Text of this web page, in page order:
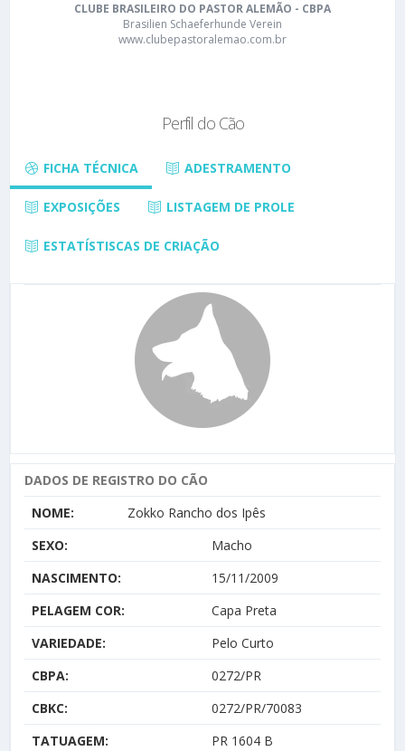
CLUBE BRASILEIRO DO PASTOR ALEMÃO - CBPA
Brasilien Schaeferhunde Verein
www.clubepastoralemao.com.br
Perfil do Cão
FICHA TÉCNICA ADESTRAMENTO
EXPOSIÇÕES LISTAGEM DE PROLE
ESTATÍSTISCAS DE CRIAÇÃO
DADOS DE REGISTRO DO CÃO
NOME:
Zokko Rancho dos Ipês
SEXO:
Macho
NASCIMENTO:
15/11/2009
PELAGEM COR:
Capa Preta
VARIEDADE:
Pelo Curto
CBPA:
0272/PR
CBKC:
0272/PR/70083
TATUAGEM:
PR 1604 B